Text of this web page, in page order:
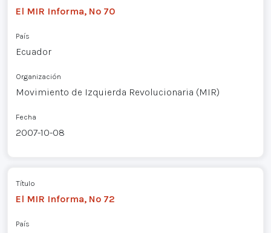
El MIR Informa, Nº 70
País
Ecuador
Organización
Movimiento de Izquierda Revolucionaria (MIR)
Fecha
2007-10-08
Título
El MIR Informa, Nº 72
País